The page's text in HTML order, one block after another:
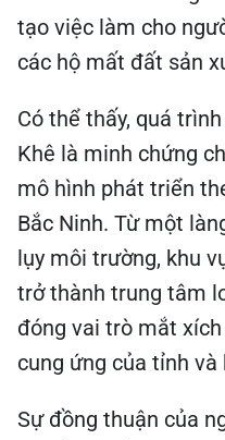
tạo việc làm cho
các hộ mất đất sản
Có thể thấy, quá
Khê là minh chứng
mô hình phát triển
Bắc Ninh. Từ một
lụy môi trường, khu
trở thành trung tâm
đóng vai trò mắt
cung ứng của tỉnh và
Sự đồng thuận của